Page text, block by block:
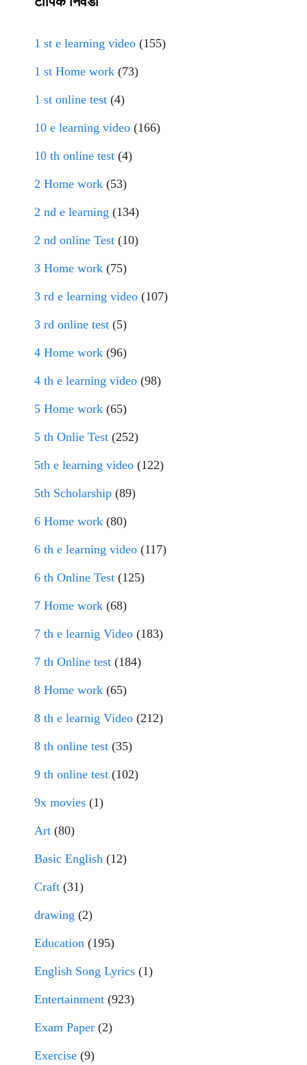
1 st e learning video (155)
1 st Home work (73)
1 st online test (4)
10 e learning video (166)
10 th online test (4)
2 Home work (53)
2 nd e learning (134)
2 nd online Test (10)
3 Home work (75)
3 rd e learning video (107)
3 rd online test (5)
4 Home work (96)
4 th e learning video (98)
5 Home work (65)
5 th Onlie Test (252)
5th e learning video (122)
5th Scholarship (89)
6 Home work (80)
6 th e learning video (117)
6 th Online Test (125)
7 Home work (68)
7 th e learnig Video (183)
7 th Online test (184)
8 Home work (65)
8 th e learnig Video (212)
8 th online test (35)
9 th online test (102)
9x movies (1)
Art (80)
Basic English (12)
Craft (31)
drawing (2)
Education (195)
English Song Lyrics (1)
Entertainment (923)
Exam Paper (2)
Exercise (9)